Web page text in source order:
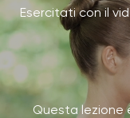
Esercitati con il
Questa lezione